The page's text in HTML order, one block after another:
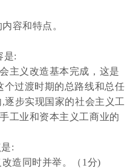
容和特点。
是:
主义改造基本完成，这是
个过渡时期的总路线和总任
逐步实现国家的社会主义工
工业和资本主义工商业的
:
造同时并举。 （ 1分)